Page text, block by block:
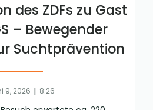
des ZDFs zu Gast
– Bewegender
Suchtprävention
9, 2026 | 8:26